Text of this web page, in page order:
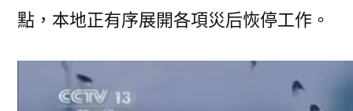
點，本地正有序展開各項災后恢停工作。